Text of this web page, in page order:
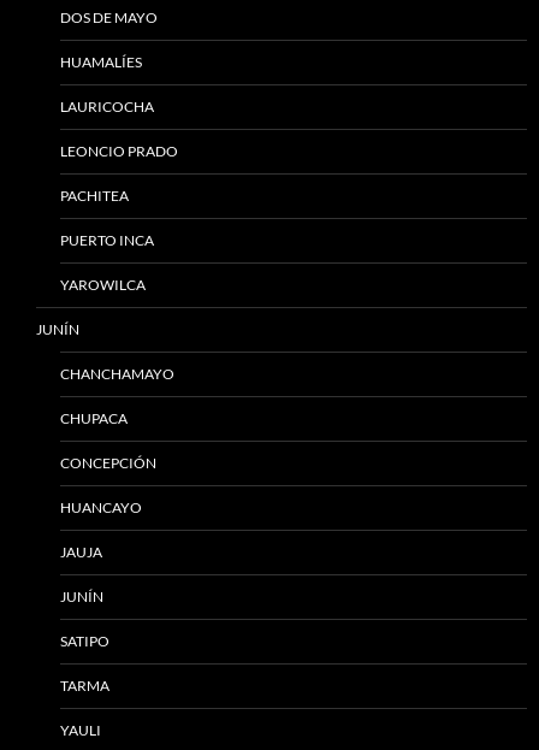
DOS DE MAYO
HUAMALÍES
LAURICOCHA
LEONCIO PRADO
PACHITEA
PUERTO INCA
YAROWILCA
JUNÍN
CHANCHAMAYO
CHUPACA
CONCEPCIÓN
HUANCAYO
JAUJA
JUNÍN
SATIPO
TARMA
YAULI